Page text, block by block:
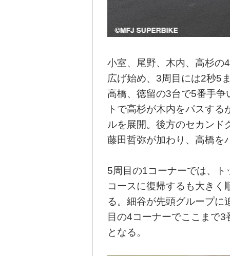
小室、尾野、木内、高杉の
広げ始め、3周目には2秒5
高橋、徳留の3台で5番手
トで高杉が木内をパスす
ルを展開。後方のセカンド
藤田哲弥が加わり、高橋を
5周目の1コーナーでは、
コースに復帰するも大きく
る。細谷が先頭グループに
目の4コーナーでここまで
となる。